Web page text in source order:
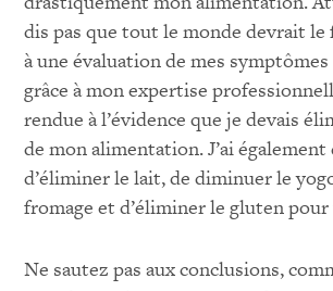
dis pas que tout le monde devrait le
à une évaluation de mes
grâce à mon expertise
rendue à l’évidence que je devais
de mon alimentation. J’ai également
d’éliminer le lait, de diminuer le
fromage et d’éliminer le gluten
Ne sautez pas aux conclusions,